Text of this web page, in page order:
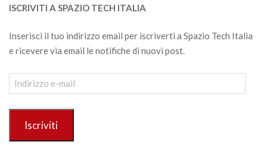
ISCRIVITI A SPAZIO TECH ITALIA
Inserisci il tuo indirizzo email per iscriverti a Spazio Tech Italia
e ricevere via email le notifiche di nuovi post.
Indirizzo
e-
Iscriviti